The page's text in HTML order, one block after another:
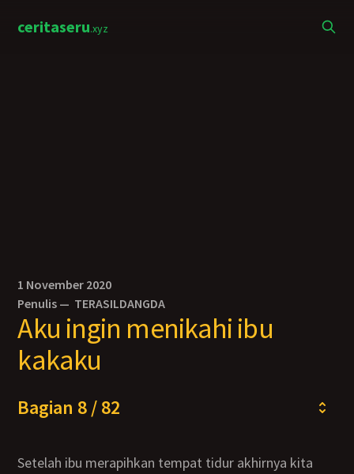
ceritaseru.xyz
1 November 2020
Penulis — TERASILDANGDA
Aku ingin menikahi ibu
kakaku
Bagian 8 / 82
Setelah ibu merapihkan tempat tidur akhirnya kita